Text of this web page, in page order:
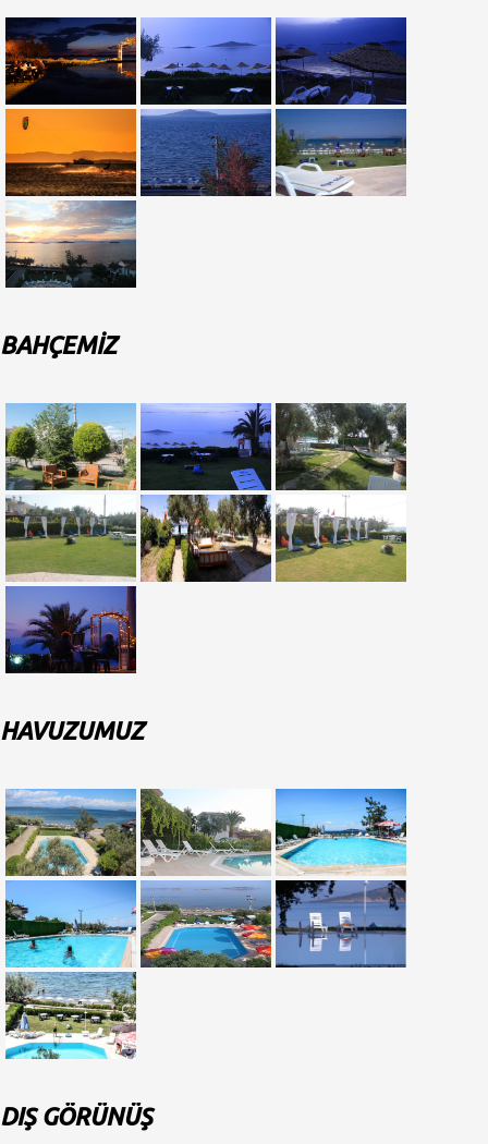
BAHÇEMİZ
HAVUZUMUZ
DIŞ GÖRÜNÜŞ